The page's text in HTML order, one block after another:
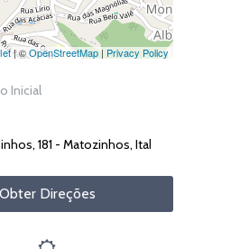
| ©OpenStreetMap | Privacy Policy
Obter Direções